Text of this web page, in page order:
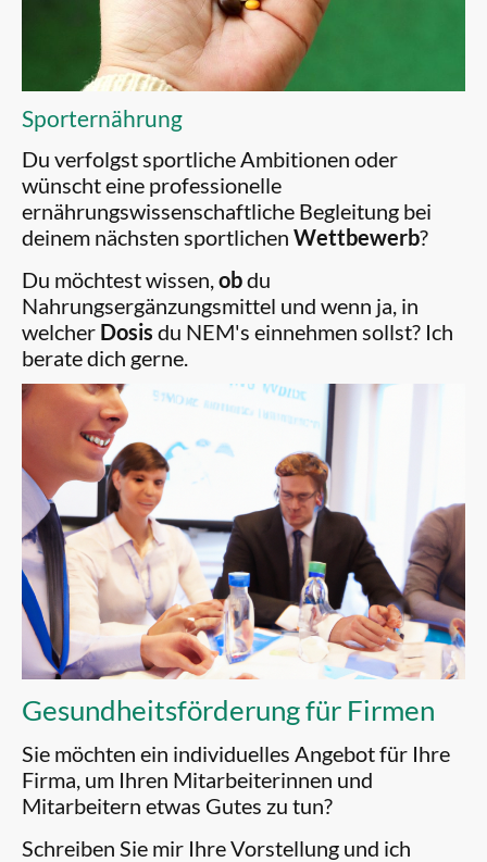
Sporternährung
Du verfolgst sportliche Ambitionen oder
wünscht eine professionelle
ernährungswissenschaftliche Begleitung bei
deinem nächsten sportlichen Wettbewerb?
Du möchtest wissen,obdu
Nahrungsergänzungsmittel und wenn ja, in
welcher Dosis du NEM's einnehmen sollst? Ich
berate dich gerne.
Gesundheitsförderung für Firmen
Sie möchten ein individuelles Angebot für Ihre
Firma, um Ihren Mitarbeiterinnen und
Mitarbeitern etwas Gutes zu tun?
Schreiben Sie mir Ihre Vorstellung und ich